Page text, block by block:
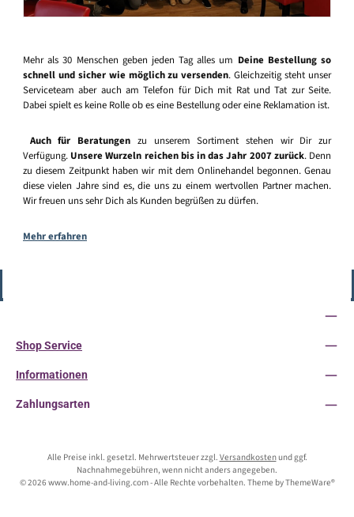
Mehr als 30 Menschen geben jeden Tag alles um Deine Bestellung so
schnell und sicher wie möglich zu versenden. Gleichzeitig steht unser
Serviceteam aber auch am Telefon für Dich mit Rat und Tat zur Seite.
Dabei spielt es keine Rolle ob es eine Bestellung oder eine Reklamation ist.
Auch für Beratungen zu unserem Sortiment stehen wir Dir zur
Verfügung. Unsere Wurzeln reichen bis in das Jahr 2007 zurück. Denn
zu diesem Zeitpunkt haben wir mit dem Onlinehandel begonnen. Genau
diese vielen Jahre sind es, die uns zu einem wertvollen Partner machen.
Wir freuen uns sehr Dich als Kunden begrüßen zu dürfen.
Mehr erfahren
Shop Service
Informationen
Zahlungsarten
Alle Preise inkl. gesetzl. Mehrwertsteuer zzgl. Versandkostenund ggf.
Nachnahmegebühren, wenn nicht anders angegeben.
© 2026 www.home-and-living.com - Alle Rechte vorbehalten. Theme byThemeWare®